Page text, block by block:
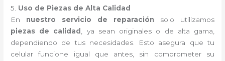
5. Uso de Piezas de Alta Calidad
En nuestro servicio de reparación solo utilizamos
piezas de calidad , ya sean originales o de alta gama,
dependiendo de tus necesidades. Esto asegura que tu
celular funcione igual que antes, sin comprometer su